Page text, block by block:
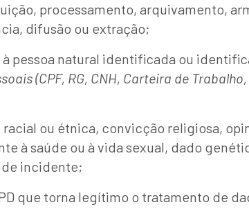
processamento, arquivamento,
difusão ou extração;
pessoa natural identificada ou
(CPF, RG, CNH, Carteira de
racial ou étnica, convicção religiosa,
à saúde ou à vida sexual, dado
de incidente;
que torna legítimo o tratamento de